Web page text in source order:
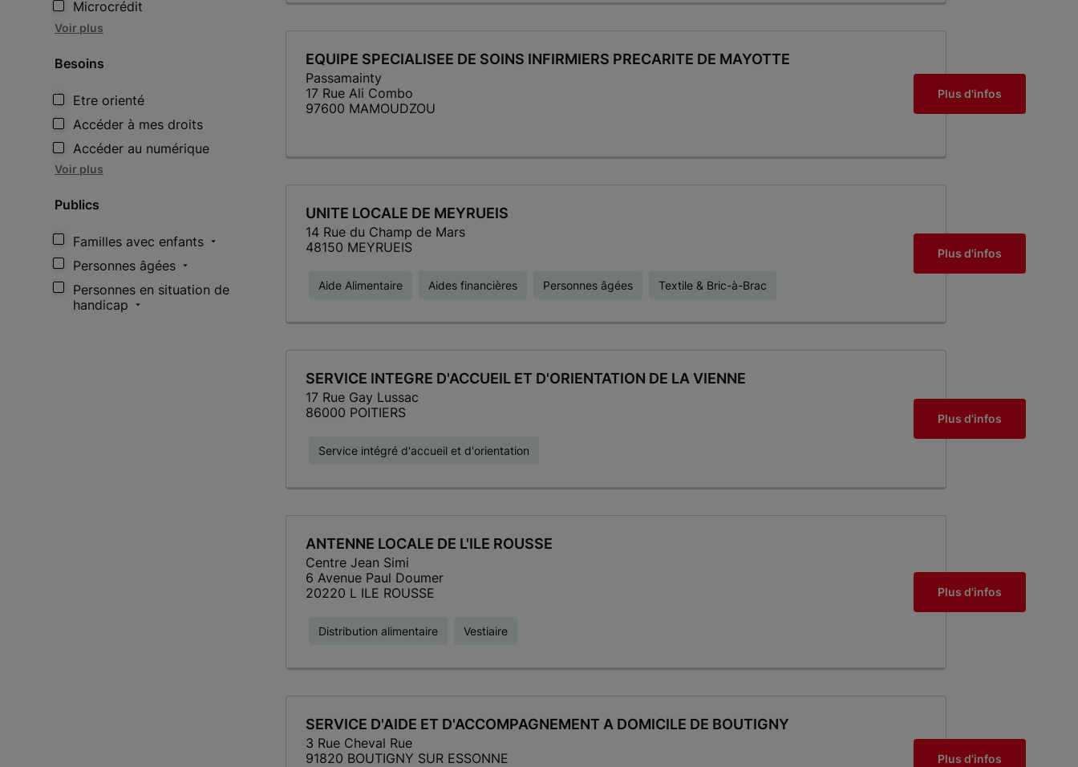
Microcrédit
Voir plus
Besoins
Etre orienté
Accéder à mes droits
Accéder au numérique
Voir plus
Publics
Familles avec enfants
Personnes âgées
Personnes en situation de
handicap
EQUIPE SPECIALISEE DE SOINS INFIRMIERS PRECARITE DE MAYOTTE
Passamainty
17 Rue Ali Combo
97600 MAMOUDZOU
Plus d'infos
UNITE LOCALE DE MEYRUEIS
14 Rue du Champ de Mars
48150 MEYRUEIS
Aide Alimentaire Aides financières Personnes âgées Textile & Bric-à-Brac
Plus d'infos
SERVICE INTEGRE D'ACCUEIL ET D'ORIENTATION DE LA VIENNE
17 Rue Gay Lussac
86000 POITIERS
Service intégré d'accueil et d'orientation
Plus d'infos
ANTENNE LOCALE DE L'ILE ROUSSE
Centre Jean Simi
6 Avenue Paul Doumer
20220 L ILE ROUSSE
Distribution alimentaire Vestiaire
Plus d'infos
SERVICE D'AIDE ET D'ACCOMPAGNEMENT A DOMICILE DE BOUTIGNY
3 Rue Cheval Rue
91820 BOUTIGNY SUR ESSONNE
Plus d'infos